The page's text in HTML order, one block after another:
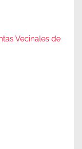
Vecinales de